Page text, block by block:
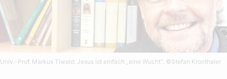
Univ.-Prof. Markus Tiwald: Jesus ist einfach „eine Wucht“. ©Stefan Kronthaler